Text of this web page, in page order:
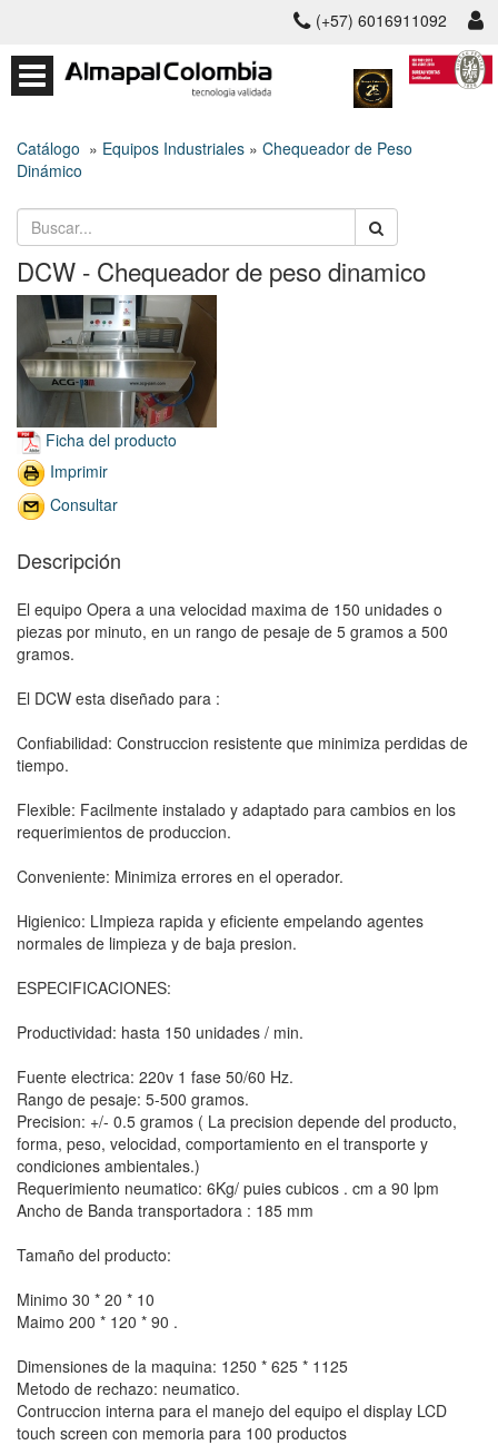
(+57) 6016911092
Catálogo » Equipos Industriales » Chequeador de Peso
Dinámico
DCW - Chequeador de peso dinamico
Ficha del producto
Imprimir
Consultar
Descripción
El equipo Opera a una velocidad maxima de 150 unidades o
piezas por minuto, en un rango de pesaje de 5 gramos a 500
gramos.
El DCW esta diseñado para :
Confiabilidad: Construccion resistente que minimiza perdidas de
tiempo.
Flexible: Facilmente instalado y adaptado para cambios en los
requerimientos de produccion.
Conveniente: Minimiza errores en el operador.
Higienico: LImpieza rapida y eficiente empelando agentes
normales de limpieza y de baja presion.
ESPECIFICACIONES:
Productividad: hasta 150 unidades / min.
Fuente electrica: 220v 1 fase 50/60 Hz.
Rango de pesaje: 5-500 gramos.
Precision: +/- 0.5 gramos ( La precision depende del producto,
forma, peso, velocidad, comportamiento en el transporte y
condiciones ambientales.)
Requerimiento neumatico: 6Kg/ puies cubicos . cm a 90 lpm
Ancho de Banda transportadora : 185 mm
Tamaño del producto:
Minimo 30 * 20 * 10
Maimo 200 * 120 * 90 .
Dimensiones de la maquina: 1250 * 625 * 1125
Metodo de rechazo: neumatico.
Contruccion interna para el manejo del equipo el display LCD
touch screen con memoria para 100 productos